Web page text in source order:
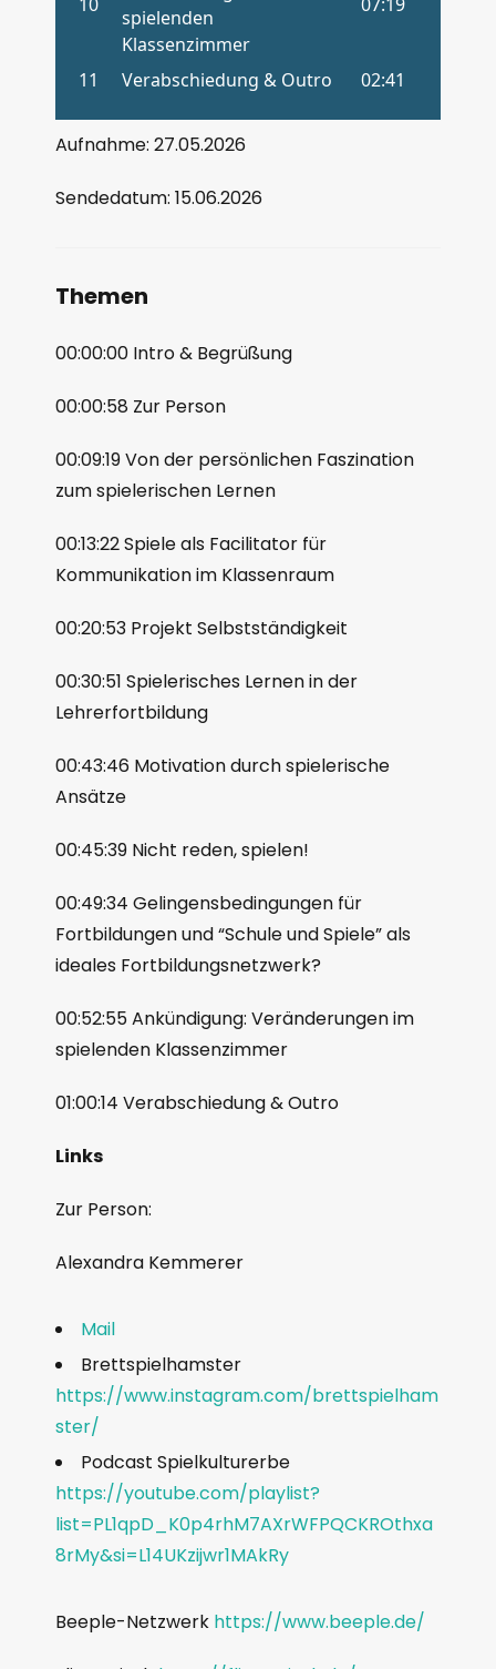
Aufnahme: 27.05.2026
Sendedatum: 15.06.2026
Themen
00:00:00 Intro & Begrüßung
00:00:58 Zur Person
00:09:19 Von der persönlichen Faszination
zum spielerischen Lernen
00:13:22 Spiele als Facilitator für
Kommunikation im Klassenraum
00:20:53 Projekt Selbstständigkeit
00:30:51 Spielerisches Lernen in der
Lehrerfortbildung
00:43:46 Motivation durch spielerische
Ansätze
00:45:39 Nicht reden, spielen!
00:49:34 Gelingensbedingungen für
Fortbildungen und “Schule und Spiele” als
ideales Fortbildungsnetzwerk?
00:52:55 Ankündigung: Veränderungen im
spielenden Klassenzimmer
01:00:14 Verabschiedung & Outro
Links
Zur Person:
Alexandra Kemmerer
Mail
Brettspielhamster
https://www.instagram.com/brettspielham
ster/
Podcast Spielkulturerbe
https://youtube.com/playlist?
list=PL1qpD_K0p4rhM7AXrWFPQCKROthxa
8rMy&si=L14UKzijwr1MAkRy
Beeple-Netzwerk https://www.beeple.de/